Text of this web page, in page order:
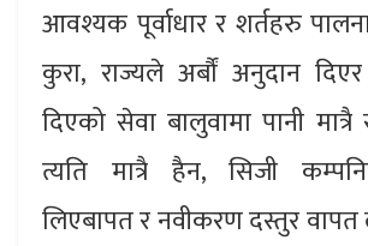
आवश्यक पूर्वाधार र शर्तहरु
कुरा, राज्यले अर्बौं अनुदान
दिएको सेवा बालुवामा पानी
त्यति मात्रै हैन, सिजी
लिएबापत र नवीकरण दस्तुर वापत